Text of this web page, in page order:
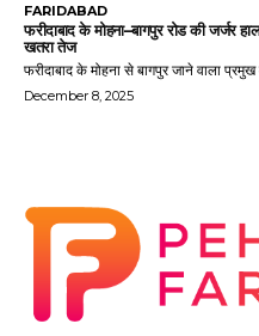
FARIDABAD
फरीदाबाद के मोहना–बागपुर रोड की जर्जर
खतरा तेज
फरीदाबाद के मोहना से बागपुर जाने वाला प्रमुख
December 8, 2025